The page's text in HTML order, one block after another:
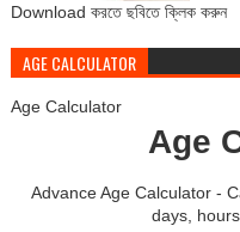
Download করতে ছবিতে ক্লিক করুন
AGE CALCULATOR
Age Calculator
Age
Advance Age Calculator -
days,